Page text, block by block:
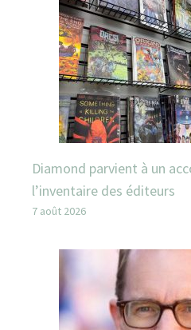
Diamond parvient à un
l’inventaire des éditeurs
7 août 2026